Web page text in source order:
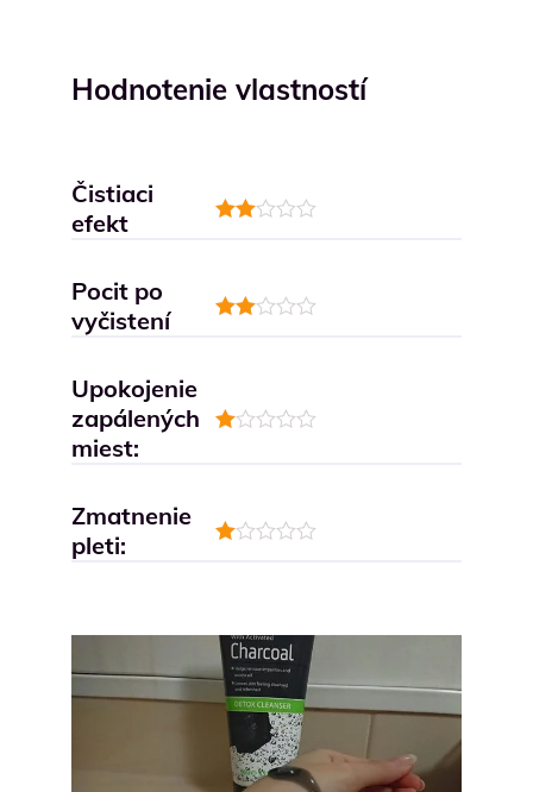
Hodnotenie vlastností
Čistiaci
efekt
Pocit po
vyčistení
Upokojenie
zapálených
miest:
Zmatnenie
pleti: